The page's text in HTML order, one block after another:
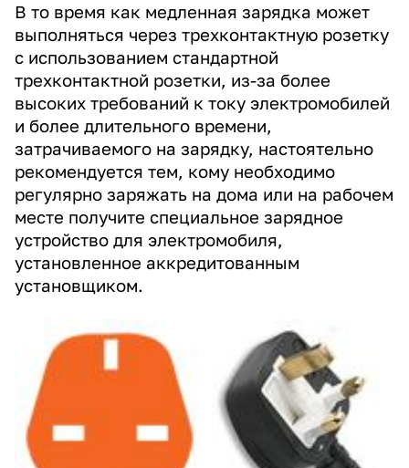
В то время как медленная зарядка может
выполняться через трехконтактную розетку
с использованием стандартной
трехконтактной розетки, из-за более
высоких требований к току электромобилей
и более длительного времени,
затрачиваемого на зарядку, настоятельно
рекомендуется тем, кому необходимо
регулярно заряжать на дома или на рабочем
месте получите специальное зарядное
устройство для электромобиля,
установленное аккредитованным
установщиком.